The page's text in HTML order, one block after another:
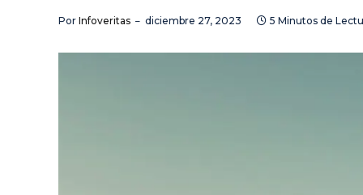
Por Infoveritas diciembre 27, 2023 5 Minutos de